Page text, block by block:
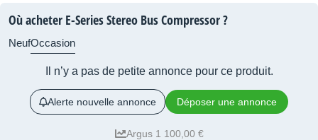
Où acheter E-Series Stereo Bus Compressor ?
NeufOccasion
Il n’y a pas de petite annonce pour ce produit.
Alerte nouvelle annonce Déposer une annonce
Argus 1 100,00 €